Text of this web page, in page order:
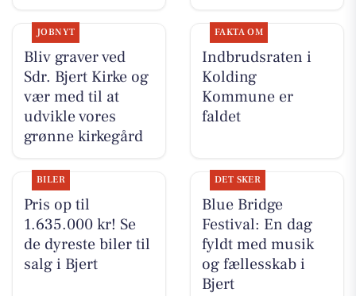
JOBNYT
Bliv graver ved
Sdr. Bjert Kirke og
vær med til at
udvikle vores
grønne kirkegård
FAKTA OM
Indbrudsraten i
Kolding
Kommune er
faldet
BILER
Pris op til
1.635.000 kr! Se
de dyreste biler til
salg i Bjert
DET SKER
Blue Bridge
Festival: En dag
fyldt med musik
og fællesskab i
Bjert